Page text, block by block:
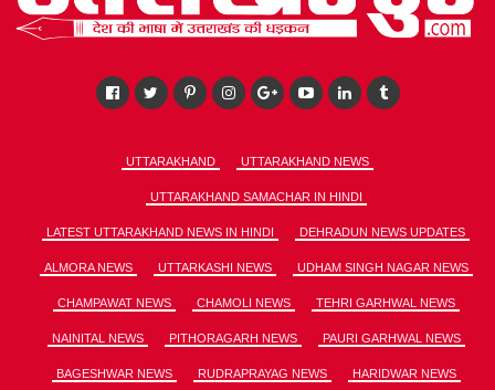
UTTARAKHAND UTTARAKHAND NEWS
UTTARAKHAND SAMACHAR IN HINDI
LATEST UTTARAKHAND NEWS IN HINDI DEHRADUN NEWS UPDATES
ALMORA NEWS UTTARKASHI NEWS UDHAM SINGH NAGAR NEWS
CHAMPAWAT NEWS CHAMOLI NEWS TEHRI GARHWAL NEWS
NAINITAL NEWS PITHORAGARH NEWS PAURI GARHWAL NEWS
BAGESHWAR NEWS RUDRAPRAYAG NEWS HARIDWAR NEWS